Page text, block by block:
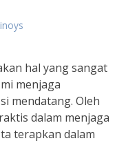
hal yang sangat
menjaga
mendatang. Oleh
dalam menjaga
terapkan dalam